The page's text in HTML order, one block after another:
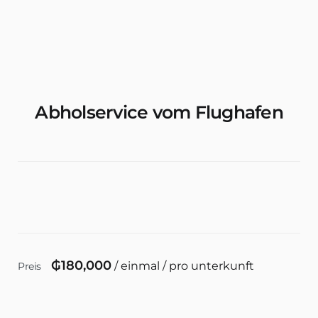
Abholservice vom Flughafen
Preis ₲180,000/ einmal / pro unterkunft